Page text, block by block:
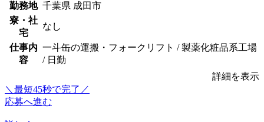
勤務地 千葉県 成田市
寮・社
宅
なし
仕事内
容
一斗缶の運搬・フォークリフト / 製薬化粧品系工場
/ 日勤
詳細を表示
＼最短45秒で完了／
応募へ進む